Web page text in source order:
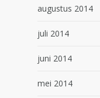
augustus 2014
juli 2014
juni 2014
mei 2014